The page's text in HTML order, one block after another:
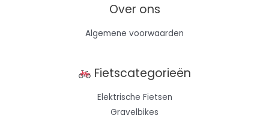
Over ons
Algemene voorwaarden
Fietscategorieën
Elektrische Fietsen
Gravelbikes